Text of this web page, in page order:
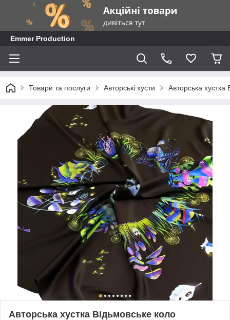
Emmer Production
Товари та послуги Авторські хусти Авторська хустка
Авторська хустка Відьмовське коло